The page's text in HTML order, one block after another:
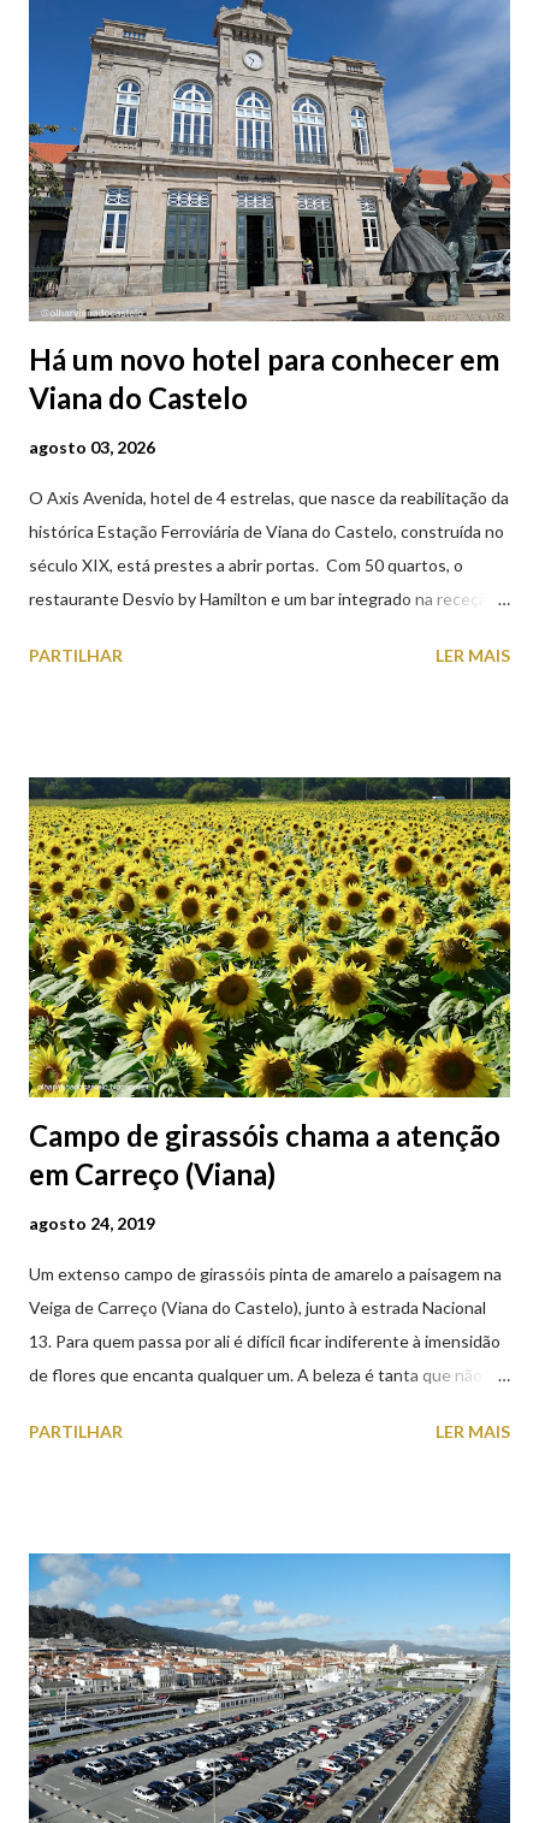
Há um novo hotel para conhecer em
Viana do Castelo
agosto 03, 2026
O Axis Avenida, hotel de 4 estrelas, que nasce da reabilitação da
histórica Estação Ferroviária de Viana do Castelo, construída no
século XIX, está prestes a abrir portas. Com 50 quartos, o
restaurante Desvio by Hamilton e um bar integrado na receção,
peças históricas cedidas pela IP Património que homenageiam a
PARTILHAR LER MAIS
Campo de girassóis chama a atenção
em Carreço (Viana)
agosto 24, 2019
Um extenso campo de girassóis pinta de amarelo a paisagem na
Veiga de Carreço (Viana do Castelo), junto à estrada Nacional
13. Para quem passa por ali é difícil ficar indiferente à imensidão
de flores que encanta qualquer um. A beleza é tanta que não
aproveite a paisagem como cenário para tirar algumas
PARTILHAR LER MAIS